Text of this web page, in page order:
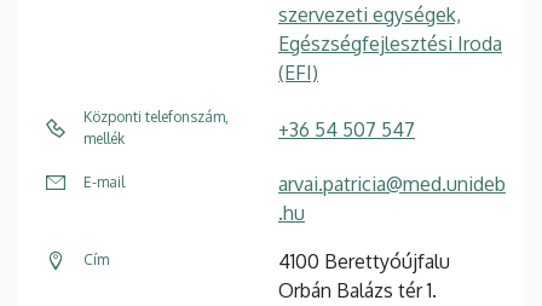
szervezeti egységek,
Egészségfejlesztési Iroda
(EFI)
Központi telefonszám,
mellék
+36 54 507 547
E-mail
arvai.patricia@med.unideb
.hu
Cím
4100 Berettyóújfalu
Orbán Balázs tér 1.